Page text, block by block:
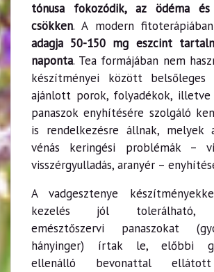
tónusa fokozódik, az ödéma
csökken. A modern fitoterápiában
adagja 50-150 mg eszcint
naponta. Tea formájában nem
készítményei között belsőleges
ajánlott porok, folyadékok, illetve
panaszok enyhítésére szolgáló
is rendelkezésre állnak, melyek
vénás keringési problémák –
visszérgyulladás, aranyér –
A vadgesztenye
kezelés jól tolerálható,
emésztőszervi panaszokat
hányinger) írtak le, előbbi
ellenálló bevonattal